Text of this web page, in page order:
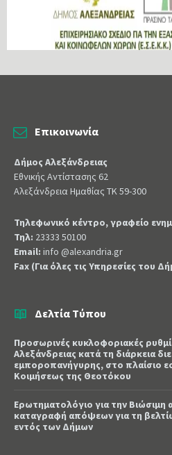
Επικοινωνία
Δήμος Αλεξάνδρειας
Εθνικής Αντίστασης 62
Αλεξάνδρεια Ημαθίας ΤΚ 59-300
Τηλεφωνικό κέντρο, γραφείο
Τηλ: 23333 50100
Email: info @alexandria.gr
Fax (Για όλες τις Υπηρεσίες του
Δελτία Τύπου
Προσωρινές κυκλοφοριακές
Αλεξάνδρειας κατά τη διάρκεια
εμποροπανήγυρης, στο πλαίσιο
Κοιμήσεως της Θεοτόκου
Ερωτηματολόγιο για την Βιώσιμη
καταγραφή απόψεων για τη
εντός των Δήμων